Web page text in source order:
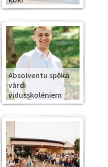
Absolventu spēka
vārdi
vidusskolēniem